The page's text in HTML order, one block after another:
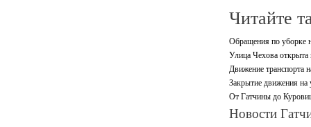
Читайте
Обращения по уборке
Улица Чехова открыта
Движение транспорта
Закрытие движения
От Гатчины до
Новости